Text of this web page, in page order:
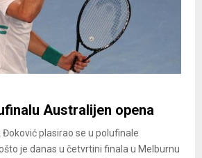
Australijen opena
plasirao se u polufinale
je danas u četvrtini finala u Melburnu